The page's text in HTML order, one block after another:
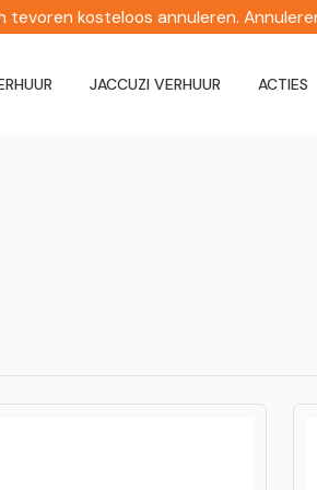
kosteloos annuleren.
JACCUZI VERHUUR ACTIES